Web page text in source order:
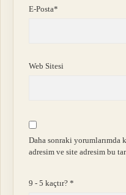
E-Posta*
Web Sitesi
Daha sonraki yorumlarımda
adresim ve site adresim bu
9 - 5 kaçtır?*